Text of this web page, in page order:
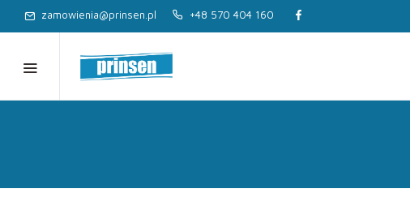
zamowienia@prinsen.pl +48 570 404 160